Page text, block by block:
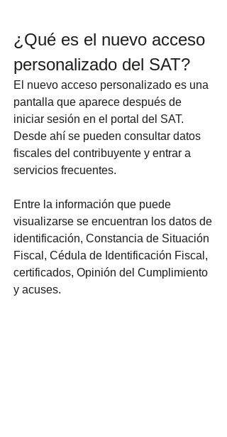
¿Qué es el nuevo acceso
personalizado del SAT?
El nuevo acceso personalizado es una
pantalla que aparece después de
iniciar sesión en el portal del SAT.
Desde ahí se pueden consultar datos
fiscales del contribuyente y entrar a
servicios frecuentes.
Entre la información que puede
visualizarse se encuentran los datos de
identificación, Constancia de Situación
Fiscal, Cédula de Identificación Fiscal,
certificados, Opinión del Cumplimiento
y acuses.